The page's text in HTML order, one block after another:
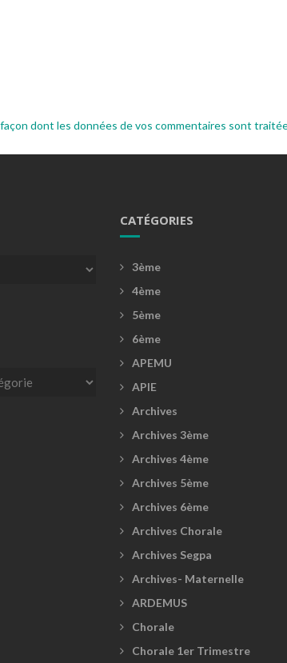
façon dont les données de vos commentaires sont
CATÉGORIES
3ème
4ème
5ème
6ème
APEMU
APIE
Archives
Archives 3ème
Archives 4ème
Archives 5ème
Archives 6ème
Archives Chorale
Archives Segpa
Archives- Maternelle
ARDEMUS
Chorale
Chorale 1er Trimestre